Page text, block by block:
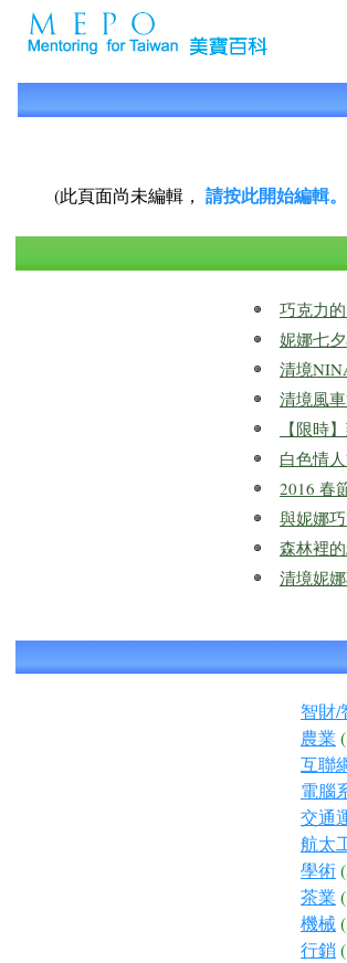
(此頁面尚未編輯， 請按此開始編輯。
巧克力
妮娜七
清境
清境風
【限時
白色情
2016 春
與妮娜
森林裡
清境妮
智財/
農業
互聯
電腦
交通
航太
學術
茶業
機械
行銷